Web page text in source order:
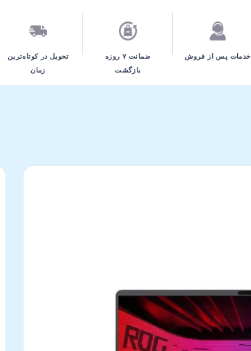
خدمات پس از فروش
ضمانت ۷ روزه
بازگشت
تحویل در کوتاه‌ترین
زمان